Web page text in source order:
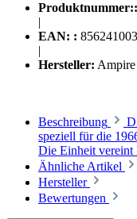
Produktnummer::
|
EAN: :
|
Hersteller: Ampire
Beschreibung
speziell für die
Die Einheit
Ähnliche Artikel
Hersteller
Bewertungen